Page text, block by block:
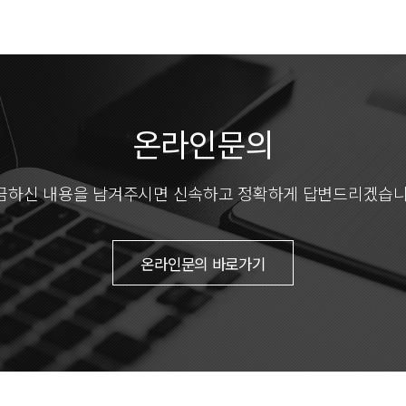
온라인문의
하신 내용을 남겨주시면신속하고 정확하게 답변드리겠습
온라인문의 바로가기